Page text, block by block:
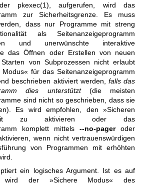
pkexec(1) , aufgerufen, wird das
zur Sicherheitsgrenze. Es muss
dass nur Programme mit streng
als Seitenanzeigeprogramm
und unerwünschte interaktive
das Öffnen oder Erstellen von neuen
von Subprozessen nicht erlaubt
für das Seitenanzeigeprogramm
beschrieben aktiviert werden, falls das
dies unterstützt(die meisten
sind nicht so geschrieben, dass sie
Es wird empfohlen, den »Sicheren
zu aktivieren oder das
komplett mittels --no-pageroder
wenn nicht vertrauenswürdigen
von Programmen mit erhöhten
ein logisches Argument. Ist es auf
wird der »Sichere Modus« des